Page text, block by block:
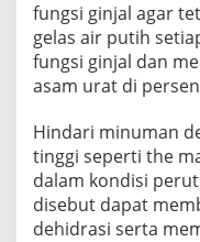
fungsi ginjal agar
gelas air putih
fungsi ginjal dan
asam urat di
Hindari minuman
tinggi seperti the
dalam kondisi
disebut dapat
dehidrasi serta